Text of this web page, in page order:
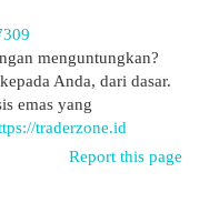
menguntungkan?
Anda, dari dasar.
emas yang
traderzone.id
Report this page